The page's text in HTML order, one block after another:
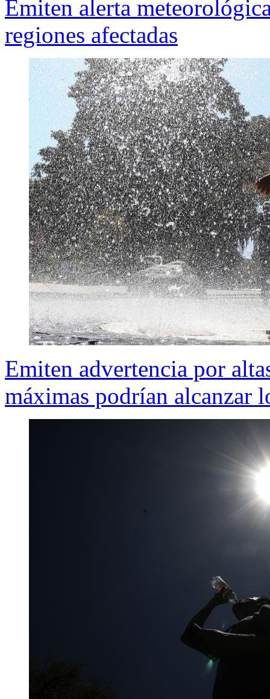
Emiten alerta
regiones afectadas
Emiten advertencia por
máximas podrían alcanzar